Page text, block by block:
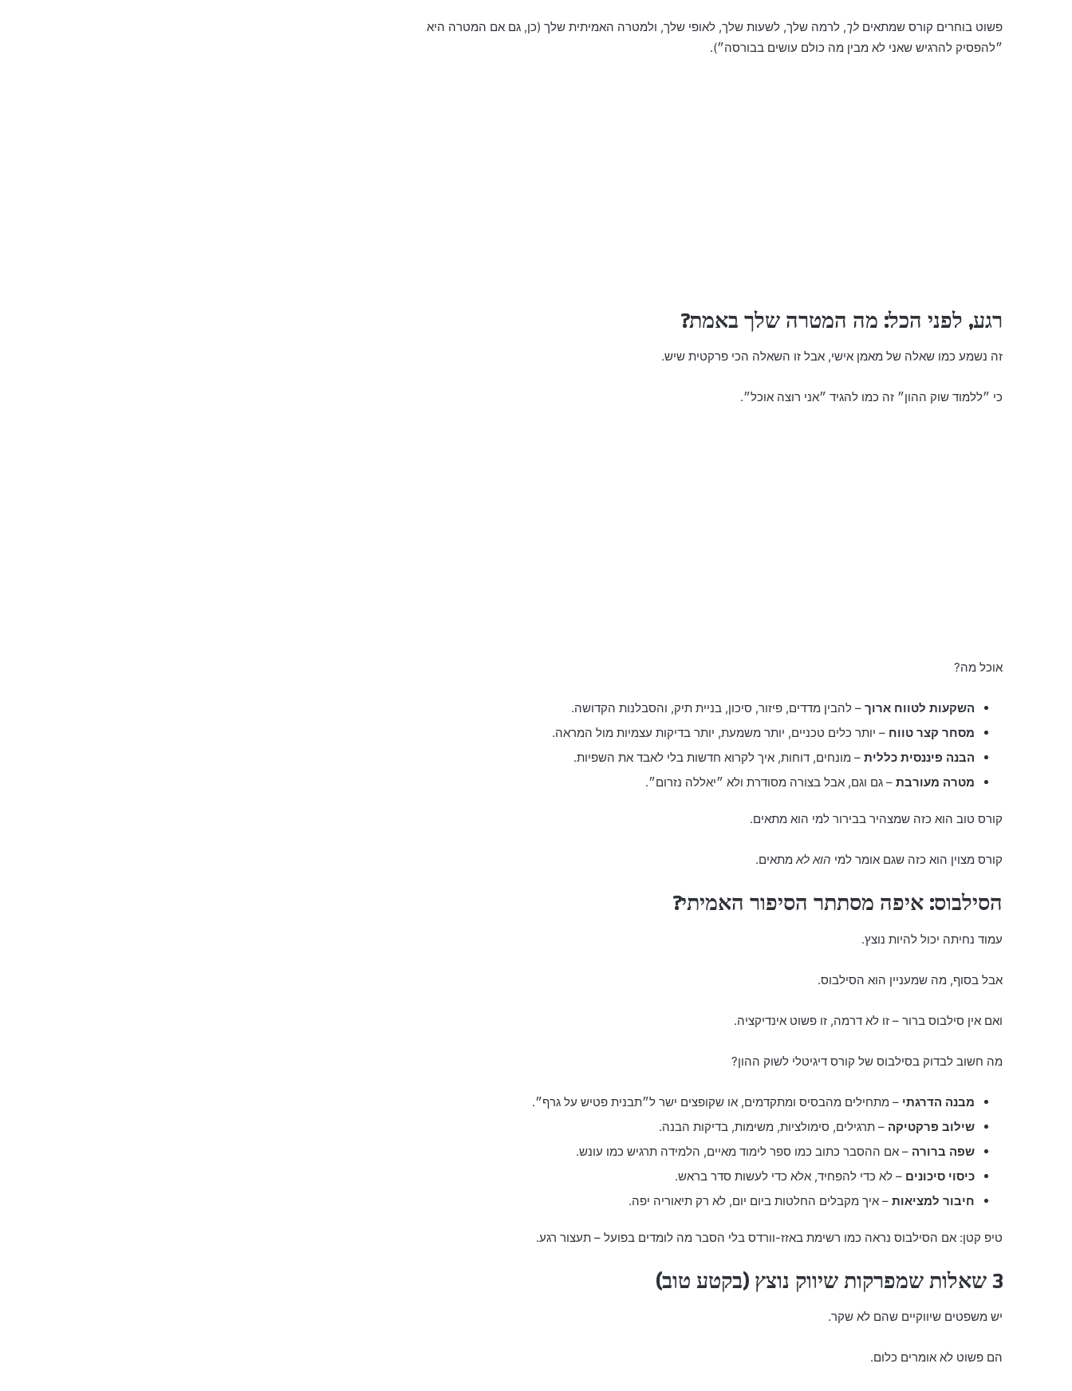
פשוט בוחרים קורס שמתאים לך, לרמה שלך, לשעות שלך, לאופי שלך, ולמטרה האמיתית שלך (כן, גם אם המטרה היא
״להפסיק להרגיש שאני לא מבין מה כולם עושים בבורסה״).
רגע, לפני הכל: מה המטרה שלך באמת?
זה נשמע כמו שאלה של מאמן אישי, אבל זו השאלה הכי פרקטית שיש.
כי ״ללמוד שוק ההון״ זה כמו להגיד ״אני רוצה אוכל״.
אוכל מה?
השקעות לטווח ארוך – להבין מדדים, פיזור, סיכון, בניית תיק, והסבלנות הקדושה.
מסחר קצר טווח – יותר כלים טכניים, יותר משמעת, יותר בדיקות עצמיות מול המראה.
הבנה פיננסית כללית – מונחים, דוחות, איך לקרוא חדשות בלי לאבד את השפיות.
מטרה מעורבת – גם וגם, אבל בצורה מסודרת ולא ״יאללה נזרום״.
קורס טוב הוא כזה שמצהיר בבירור למי הוא מתאים.
קורס מצוין הוא כזה שגם אומר למי הוא לא מתאים.
הסילבוס: איפה מסתתר הסיפור האמיתי?
עמוד נחיתה יכול להיות נוצץ.
אבל בסוף, מה שמעניין הוא הסילבוס.
ואם אין סילבוס ברור – זו לא דרמה, זו פשוט אינדיקציה.
מה חשוב לבדוק בסילבוס של קורס דיגיטלי לשוק ההון?
מבנה הדרגתי – מתחילים מהבסיס ומתקדמים, או שקופצים ישר ל״תבנית פטיש על גרף״.
שילוב פרקטיקה – תרגילים, סימולציות, משימות, בדיקות הבנה.
שפה ברורה – אם ההסבר כתוב כמו ספר לימוד מאיים, הלמידה תרגיש כמו עונש.
כיסוי סיכונים – לא כדי להפחיד, אלא כדי לעשות סדר בראש.
חיבור למציאות – איך מקבלים החלטות ביום יום, לא רק תיאוריה יפה.
טיפ קטן: אם הסילבוס נראה כמו רשימת באזז-וורדס בלי הסבר מה לומדים בפועל – תעצור רגע.
3 שאלות שמפרקות שיווק נוצץ (בקטע טוב)
יש משפטים שיווקיים שהם לא שקר.
הם פשוט לא אומרים כלום.